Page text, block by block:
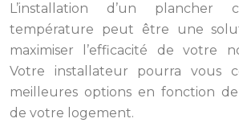
L’installation d’un plancher
température peut être une
maximiser l’efficacité de votre
Votre installateur pourra vous
meilleures options en fonction
de votre logement.